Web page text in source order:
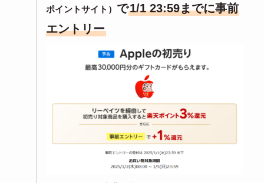
ポイントサイト） で1/1 23:59までに事前
エントリー